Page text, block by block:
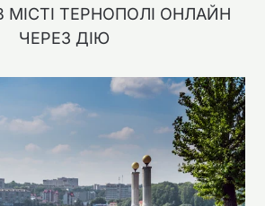
ТЕРНОПОЛІ ОНЛАЙН
ЧЕРЕЗ ДІЮ